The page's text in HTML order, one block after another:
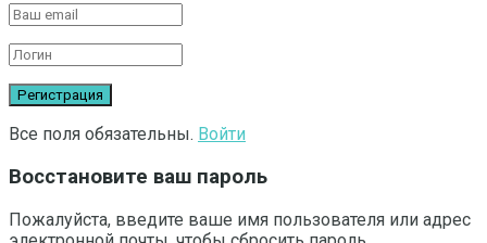
Все поля обязательны. Войти
Восстановите ваш пароль
Пожалуйста, введите ваше имя пользователя или адрес